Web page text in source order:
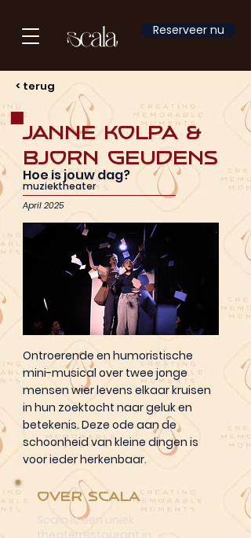
Reserveer nu
< terug
Janne Kolpa &
Bjorn Geudens
Hoe is jouw dag?
muziektheater
April 2025
Ontroerende en humoristische
mini-musical over twee jonge
mensen wier levens elkaar kruisen
in hun zoektocht naar geluk en
betekenis. Deze ode aan de
schoonheid van kleine dingen is
voor ieder herkenbaar.
Over Scala
Scala is een uniek